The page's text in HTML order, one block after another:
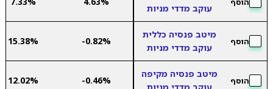
עוקב מדדי מניות
הוסף
מיטב פנסיה כללית
עוקב מדדי מניות
-0.82%
15.38%
הוסף
מיטב פנסיה מקיפה
-0.46%
12.02%